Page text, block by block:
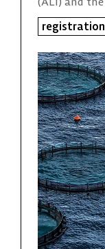
registration